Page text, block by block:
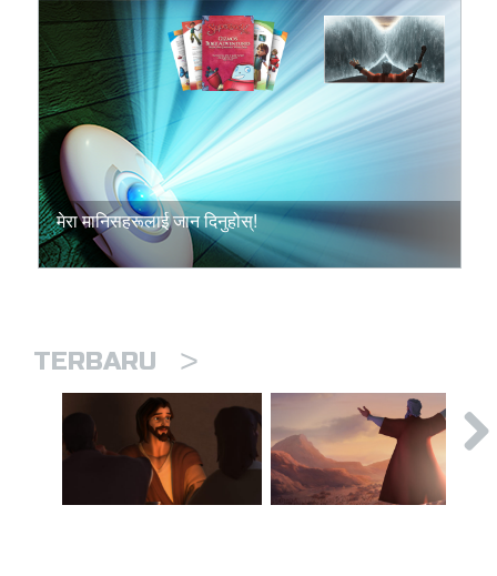
मेरा मानिसहरूलाई जान दिनुहोस्!
TERBARU >